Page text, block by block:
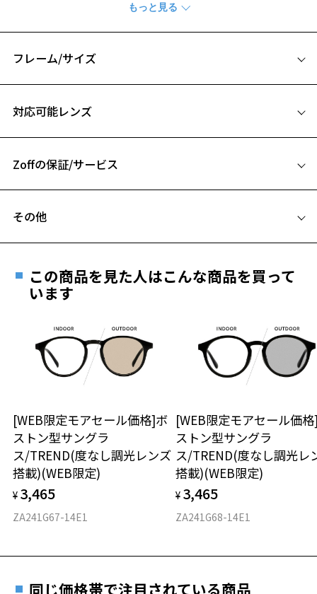
お気に入りに追加済です。
・長時間の使用でも疲れにくい軽さを実現。
・微調整可能なアームタイプで快適なかけ心地。
軽くてずれにくい「Zoff SMART」サングラス。
抜群の軽さとしなやかさで、長時間の装用でも快適です。
※柄や色味の出方に個体差があり、画像と異なる場合がございます。
※サングラスの度付きは追加料金がかかります。
※度付きサングラスをお求めの際は、レンズ選択画面にて度数入力
品名：サングラス
レンズの材質：プラスチック(コーティング)
レンズ枠の材質：プラスチック(塗装)
可視光線透過率：15%
紫外線透過率：0.1%以下 (紫外線カット率：99.9%以上)
レンズカラー：ブルーグレー(BLGY85G)/グレー系
使用上の注意：高温のところに置いたり、傷をつけるような金属と一
※1 ULTEM™ (ウルテム)樹脂はSABIC又はその子会社・開発会社の商標
です。
＜実店舗でサングラスまたはパッケージ商品等のレンズ交換について
＞
2024年3月1日から、店頭に商品をお持ち込みいただいて、レンズ交換
をされる場合は、レンズ代金の他に3,300円(税込)の加工賃を追加で頂
戴する場合がございます。
タッフにご提示ください。
フレーム/サイズ
B ブリッジ(鼻部分)の横幅：16mm
仕上がり寸法
D 仕上がりの横幅：約144mm
E 仕上がりの縦幅：約49mm
※メガネ：デモレンズを外した重さ
対応可能レンズ
フレームとレンズの合計料金を知りたい方へ
Zoffの保証/サービス
安心1 フレーム１年間品質保証
日または発送日より１年間修理又は交換させて頂
きます。
※保証期間内に交換が行われた場合、保証期間は初期の期間から
延長されません。
安心2 視力測定無料
視力の変化を早めに発見するために、定期的な視
力測定をおすすめいたします。
安心3 かかり具合調整無料
その他
ご希望のお客さまは、「レンズ交換券」をお選びのうえ、
最寄りのZoff実店舗にてレンズをお買い求めください。
※サングラスやパッケージ品では「レンズ交換券」はお選び
談ください。
オンラインストアでフレームのみ購入して、
実店舗で度付きにできます
ご購入時に「レンズ交換券」をお選びいただくと、実店舗で
度数を測定のうえ、度付きレンズ（標準セットレンズ）へ無
料交換いただけます。
詳しくはこちら
その際は記入用紙をダウンロードしてお使いください。
この商品を見た人はこんな商品を買って
います
[WEB限定モアセール価格]ボ
ストン型サングラ
ス/TREND(度なし調光レンズ
搭載)(WEB限定)
¥ 3,465
ZA241G67-14E1
[WEB限定モアセール価
ストン型サングラ
ス/TREND(度なし調光レ
搭載)(WEB限定)
¥ 3,465
ZA241G68-14E1
同じ価格帯で注目されている商品